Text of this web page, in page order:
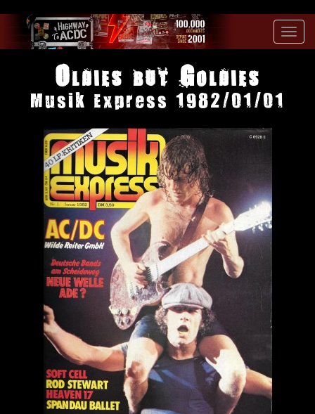
Oldies but Goldies
Musik Express 1982/01/01